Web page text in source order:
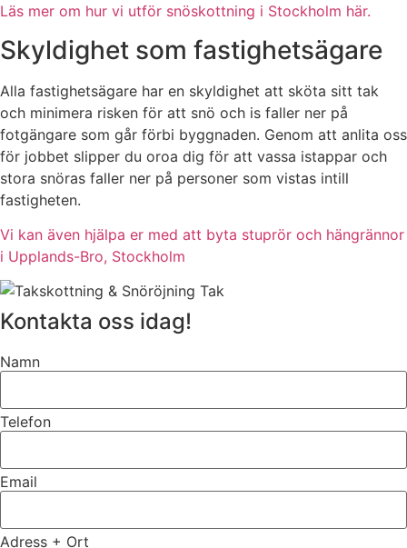
Läs mer om hur vi utför snöskottning i Stockholm här.
Skyldighet som fastighetsägare
Alla fastighetsägare har en skyldighet att sköta sitt tak
och minimera risken för att snö och is faller ner på
fotgängare som går förbi byggnaden. Genom att anlita oss
för jobbet slipper du oroa dig för att vassa istappar och
stora snöras faller ner på personer som vistas intill
fastigheten.
Vi kan även hjälpa er med att byta stuprör och hängrännor
i Upplands-Bro, Stockholm
Kontakta oss idag!
Namn
Telefon
Email
Adress + Ort